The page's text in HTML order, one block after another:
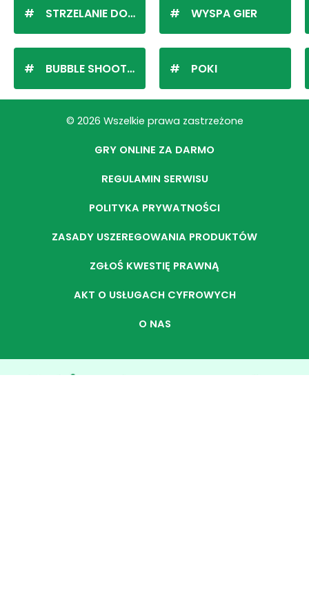
STRZELANIE DO KULEK
BUBBLE SHOOTER
WYSPA GIER
POKI
© 2026 Wszelkie prawa zastrzeżone
GRY ONLINE ZA DARMO
REGULAMIN SERWISU
POLITYKA PRYWATNOŚCI
ZASADY USZEREGOWANIA PRODUKTÓW
ZGŁOŚ KWESTIĘ PRAWNĄ
AKT O USŁUGACH CYFROWYCH
O NAS